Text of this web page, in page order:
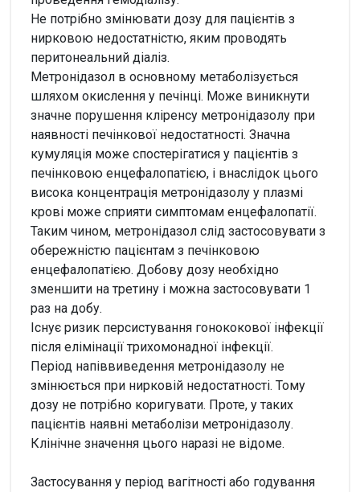
Не потрібно змінювати дозу для пацієнтів з
нирковою недостатністю, яким проводять
перитонеальний діаліз.
Метронідазол в основному метаболізується
шляхом окислення у печінці. Може виникнути
значне порушення кліренсу метронідазолу при
наявності печінкової недостатності. Значна
кумуляція може спостерігатися у пацієнтів з
печінковою енцефалопатією, і внаслідок цього
висока концентрація метронідазолу у плазмі
крові може сприяти симптомам енцефалопатії.
Таким чином, метронідазол слід застосовувати з
обережністю пацієнтам з печінковою
енцефалопатією. Добову дозу необхідно
зменшити на третину і можна застосовувати 1
раз на добу.
Існує ризик персистування гонококової інфекції
після елімінації трихомонадної інфекції.
Період напіввиведення метронідазолу не
змінюється при нирковій недостатності. Тому
дозу не потрібно коригувати. Проте, у таких
пацієнтів наявні метаболізи метронідазолу.
Клінічне значення цього наразі не відоме.
Застосування у період вагітності або годування